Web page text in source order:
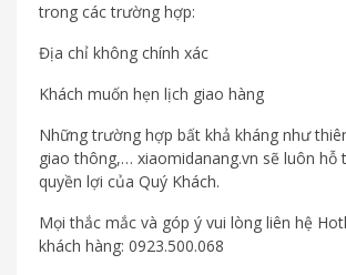
trong các trường hợp:
Địa chỉ không chính xác
Khách muốn hẹn lịch giao hàng
Những trường hợp bất khả kháng như
giao thông,… xiaomidanang.vn sẽ luôn hỗ
quyền lợi của Quý Khách.
Mọi thắc mắc và góp ý vui lòng liên hệ
khách hàng: 0923.500.068